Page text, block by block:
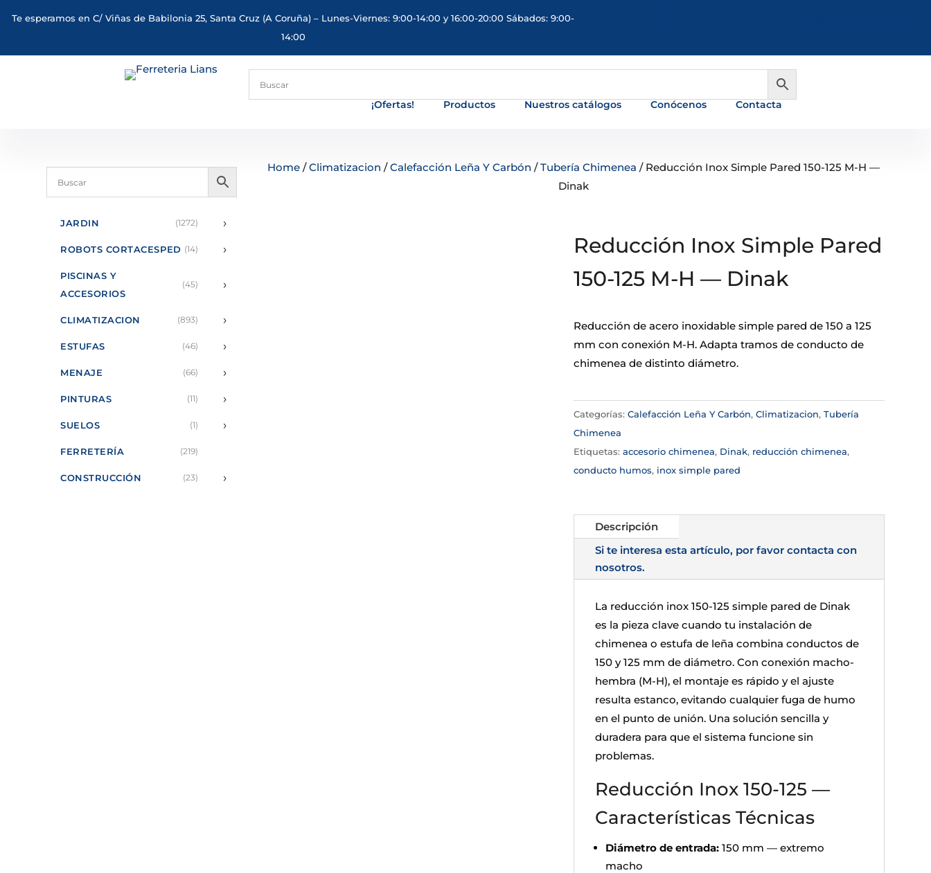
Te esperamos en C/ Viñas de Babilonia 25, Santa Cruz (A Coruña) – Lunes-Viernes: 9:00-14:00 y 16:00-20:00 Sábados: 9:00-
14:00
¡Ofertas! Productos Nuestros catálogos Conócenos Contacta
JARDIN (1272) ›
ROBOTS CORTACESPED (14) ›
PISCINAS Y
ACCESORIOS
(45) ›
CLIMATIZACION (893) ›
ESTUFAS (46) ›
MENAJE (66) ›
PINTURAS (11) ›
SUELOS (1) ›
FERRETERÍA (219)
CONSTRUCCIÓN (23) ›
Home/Climatizacion /Calefacción Leña Y Carbón /Tubería Chimenea / Reducción Inox Simple Pared 150-125 M-H —
Dinak
Reducción Inox Simple Pared
150-125 M-H — Dinak
Reducción de acero inoxidable simple pared de 150 a 125
mm con conexión M-H. Adapta tramos de conducto de
chimenea de distinto diámetro.
Categorías: Calefacción Leña Y Carbón, Climatizacion, Tubería
Chimenea
Etiquetas: accesorio chimenea, Dinak, reducción chimenea,
conducto humos, inox simple pared
Descripción
Si te interesa esta artículo, por favor contacta con
nosotros.
La reducción inox 150-125 simple pared de Dinak
es la pieza clave cuando tu instalación de
chimenea o estufa de leña combina conductos de
150 y 125 mm de diámetro. Con conexión macho-
hembra (M-H), el montaje es rápido y el ajuste
resulta estanco, evitando cualquier fuga de humo
en el punto de unión. Una solución sencilla y
duradera para que el sistema funcione sin
problemas.
Reducción Inox 150-125 —
Características Técnicas
Diámetro de entrada:150 mm — extremo
macho